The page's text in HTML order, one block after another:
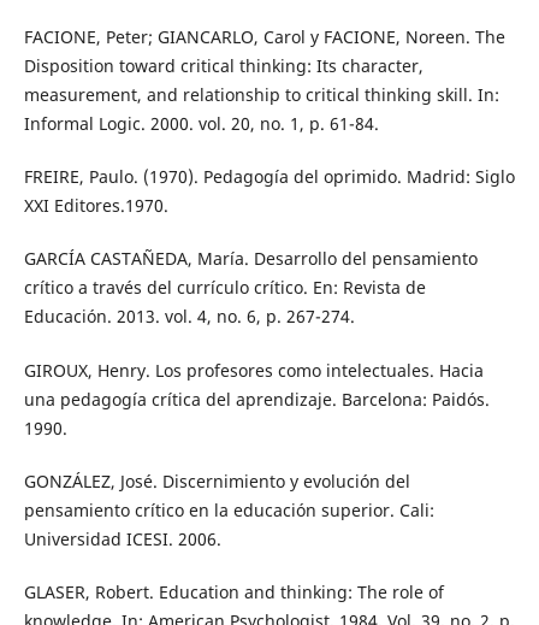
FACIONE, Peter; GIANCARLO, Carol y FACIONE, Noreen. The
Disposition toward critical thinking: Its character,
measurement, and relationship to critical thinking skill. In:
Informal Logic. 2000. vol. 20, no. 1, p. 61-84.
FREIRE, Paulo. (1970). Pedagogía del oprimido. Madrid: Siglo
XXI Editores.1970.
GARCÍA CASTAÑEDA, María. Desarrollo del pensamiento
crítico a través del currículo crítico. En: Revista de
Educación. 2013. vol. 4, no. 6, p. 267-274.
GIROUX, Henry. Los profesores como intelectuales. Hacia
una pedagogía crítica del aprendizaje. Barcelona: Paidós.
1990.
GONZÁLEZ, José. Discernimiento y evolución del
pensamiento crítico en la educación superior. Cali:
Universidad ICESI. 2006.
GLASER, Robert. Education and thinking: The role of
knowledge. In: American Psychologist. 1984. Vol. 39, no. 2, p.